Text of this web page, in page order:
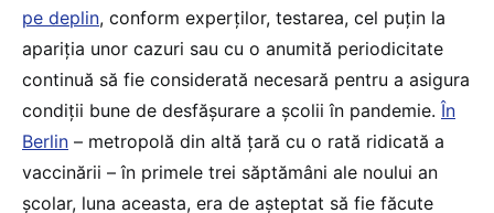
pe deplin, conform experților, testarea, cel puțin la
apariția unor cazuri sau cu o anumită periodicitate
continuă să fie considerată necesară pentru a asigura
condiții bune de desfășurare a școlii în pandemie. În
Berlin – metropolă din altă țară cu o rată ridicată a
vaccinării – în primele trei săptămâni ale noului an
școlar, luna aceasta, era de așteptat să fie făcute